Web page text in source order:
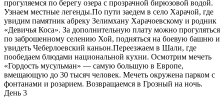
прогуляемся по берегу озера с прозрачной бирюзовой водой.
Узнаем местные легенды.По пути заедем в село Харачой, где
увидим памятник абреку Зелимхану Харачоевскому и родник
«Девичья Коса». За дополнительную плату можно прогуляться
по заброшенному селению Хой, подняться на боевую башню и
увидеть Чеберлоевский каньон.Переезжаем в Шали, где
пообедаем блюдами национальной кухни. Осмотрим мечеть
«Гордость мусульман» — самую большую в Европе,
вмещающую до 30 тысяч человек. Мечеть окружена парком с
фонтанами и розарием. Возвращаемся в Грозный на ночь.
День 3